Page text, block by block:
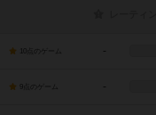
10点のゲーム -
9点のゲーム -